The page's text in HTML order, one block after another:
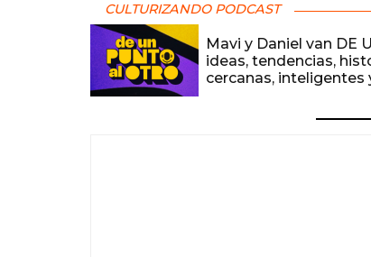
CULTURIZANDO PODCAST
Mavi y Daniel van DE
ideas, tendencias,
cercanas, inteligentes